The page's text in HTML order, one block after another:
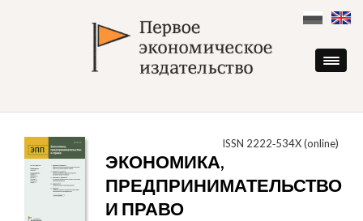
content
ISSN 2222‑534X (online)
ЭКОНОМИКА,
ПРЕДПРИНИМАТЕЛЬСТВО
И ПРАВО